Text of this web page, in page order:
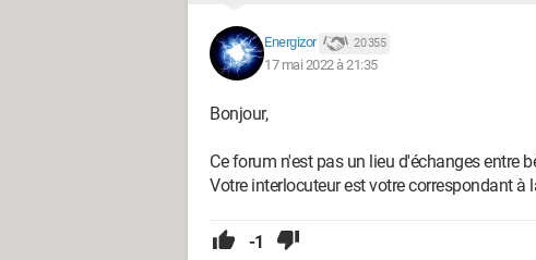
Energizor 20 355
17 mai 2022 à 21:35
Bonjour,
Ce forum n'est pas un lieu d'échanges entre
Votre interlocuteur est votre correspondant à
-1